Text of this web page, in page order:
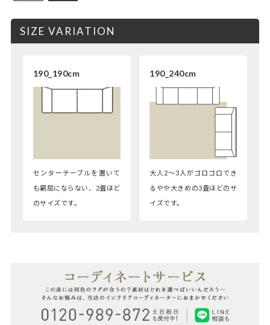
SIZE VARIATION
190_190cm
センターテーブルを置いて
も窮屈にならない、2畳ほど
のサイズです。
190_240cm
大人2～3人がゴロゴロでき
るやや大きめの3畳ほどのサ
イズです。